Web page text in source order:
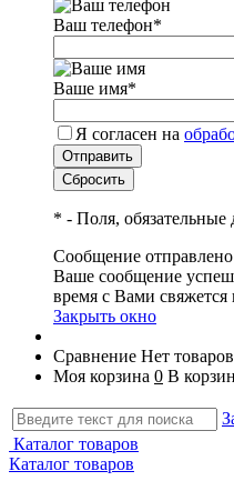
Ваш телефон*
Ваше имя*
Я согласен на
* - Поля, обязательные
Сообщение отправлено
Ваше сообщение
время с Вами
Закрыть окно
Сравнение Нет товаров
Моя корзина 0 В
Каталог товаров
Каталог товаров